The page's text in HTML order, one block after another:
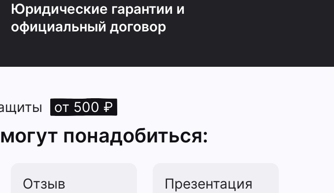
Юридические гарантии и
официальный договор
от 500 ₽
понадобиться:
Отзыв Презентация